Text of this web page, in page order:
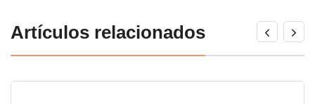
Artículos relacionados